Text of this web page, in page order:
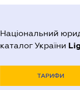
Національний
каталог України
ТАРИФИ